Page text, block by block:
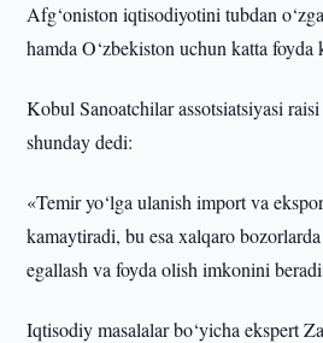
Afg‘oniston iqtisodiyotini tubdan
hamda O‘zbekiston uchun katta
Kobul Sanoatchilar assotsiatsiyasi
shunday dedi:
«Temir yo‘lga ulanish import va
kamaytiradi, bu esa xalqaro
egallash va foyda olish imkonini
Iqtisodiy masalalar bo‘yicha ekspert